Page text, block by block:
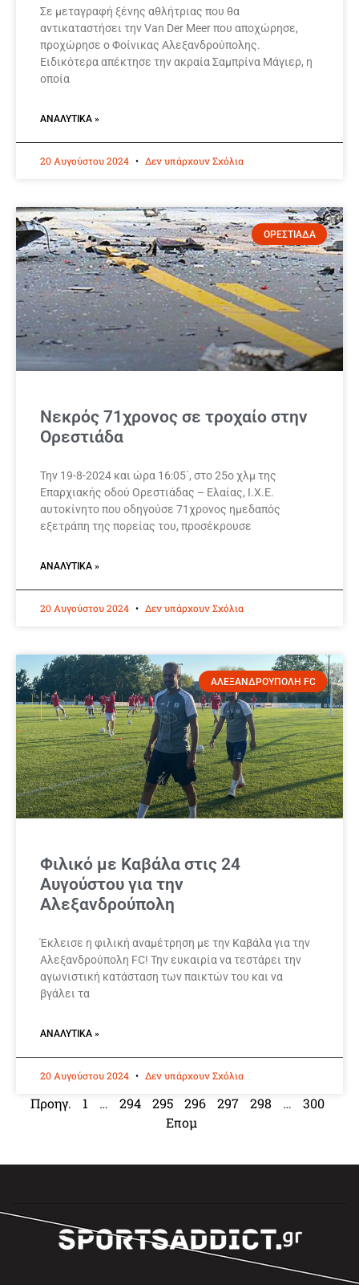
Σε μεταγραφή ξένης αθλήτριας που θα
αντικαταστήσει την Van Der Meer που αποχώρησε,
προχώρησε ο Φοίνικας Αλεξανδρούπολης.
Ειδικότερα απέκτησε την ακραία Σαμπρίνα Μάγιερ, η
οποία
ΑΝΑΛΥΤΙΚΆ »
20 Αυγούστου 2024 Δεν υπάρχουν Σχόλια
ΟΡΕΣΤΙΑΔΑ
Νεκρός 71χρονος σε τροχαίο στην
Ορεστιάδα
Την 19-8-2024 και ώρα 16:05΄, στο 25ο χλμ της
Επαρχιακής οδού Ορεστιάδας – Ελαίας, Ι.Χ.Ε.
αυτοκίνητο που οδηγούσε 71χρονος ημεδαπός
εξετράπη της πορείας του, προσέκρουσε
ΑΝΑΛΥΤΙΚΆ »
20 Αυγούστου 2024 Δεν υπάρχουν Σχόλια
ΑΛΕΞΑΝΔΡΟΥΠΟΛΗ FC
Φιλικό με Καβάλα στις 24
Αυγούστου για την
Αλεξανδρούπολη
Έκλεισε η φιλική αναμέτρηση με την Καβάλα για την
Αλεξανδρούπολη FC! Την ευκαιρία να τεστάρει την
αγωνιστική κατάσταση των παικτών του και να
βγάλει τα
ΑΝΑΛΥΤΙΚΆ »
20 Αυγούστου 2024 Δεν υπάρχουν Σχόλια
Προηγ. 1 … 294 295 296 297 298 …
300
Επομ